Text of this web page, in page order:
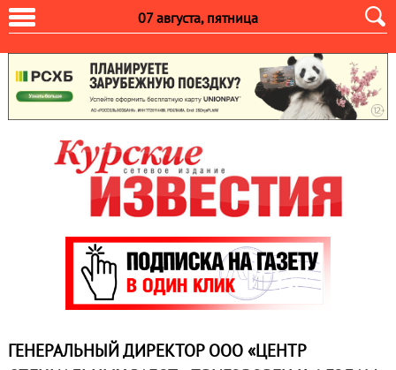
07 августа, пятница
ГЕНЕРАЛЬНЫЙ ДИРЕКТОР ООО «ЦЕНТР